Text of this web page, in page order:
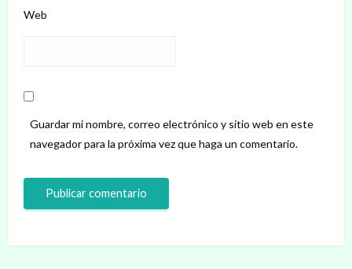
Web
Guardar mi nombre, correo electrónico y sitio web en este
navegador para la próxima vez que haga un comentario.